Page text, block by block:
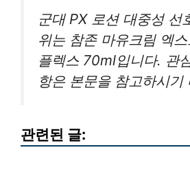
군대 PX 로션 대중성 선
위는 참존 마유크림 엑
플렉스 70ml입니다. 관
항은 본문을 참고하시기
관련된 글: